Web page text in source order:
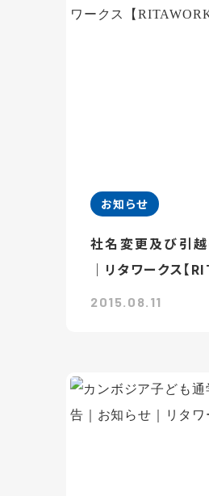
お知らせ
社名変更及び引
｜リタワークス【
2015.08.11